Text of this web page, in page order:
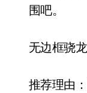
围吧。
无边框骁
推荐理由